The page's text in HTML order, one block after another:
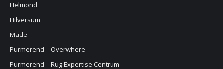
Helmond
Hilversum
Made
Purmerend – Overwhere
Purmerend – Rug Expertise Centrum